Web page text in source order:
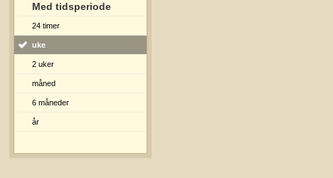
Med tidsperiode
24 timer
uke
2 uker
måned
6 måneder
år